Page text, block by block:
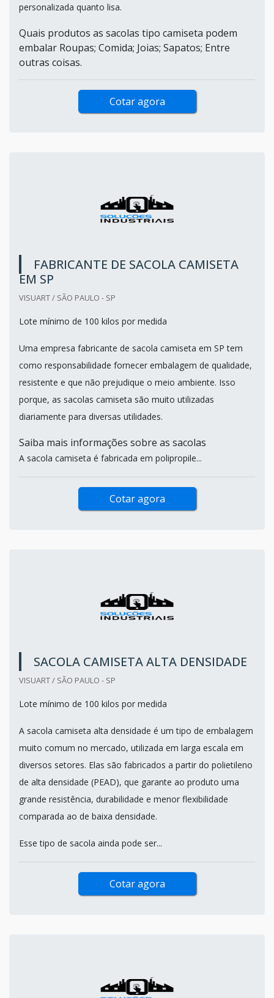
personalizada quanto lisa.
Quais produtos as sacolas tipo camiseta podem
embalar Roupas; Comida; Joias; Sapatos; Entre
outras coisas.
Cotar agora
FABRICANTE DE SACOLA CAMISETA
EM SP
VISUART / SÃO PAULO - SP
Lote mínimo de 100 kilos por medida
Uma empresa fabricante de sacola camiseta em SP tem
como responsabilidade fornecer embalagem de qualidade,
resistente e que não prejudique o meio ambiente. Isso
porque, as sacolas camiseta são muito utilizadas
diariamente para diversas utilidades.
Saiba mais informações sobre as sacolas
A sacola camiseta é fabricada em polipropile...
Cotar agora
SACOLA CAMISETA ALTA DENSIDADE
VISUART / SÃO PAULO - SP
Lote mínimo de 100 kilos por medida
A sacola camiseta alta densidade é um tipo de embalagem
muito comum no mercado, utilizada em larga escala em
diversos setores. Elas são fabricados a partir do polietileno
de alta densidade (PEAD), que garante ao produto uma
grande resistência, durabilidade e menor flexibilidade
comparada ao de baixa densidade.
Esse tipo de sacola ainda pode ser...
Cotar agora